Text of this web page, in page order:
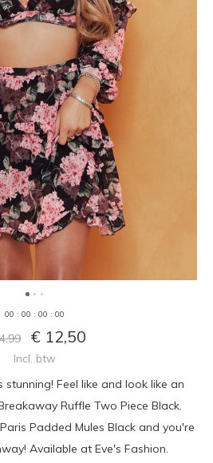
00 : 00 : 00 : 00
€ 12,50
Incl. btw
stunning! Feel like and look like an
Ruffle Two Piece Black.
Padded Mules Black and you're
Available at Eve's Fashion.